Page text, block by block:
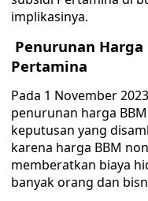
implikasinya.
Penurunan Harga
Pertamina
Pada 1 November
penurunan harga
keputusan yang
karena harga BBM
memberatkan biaya
banyak orang dan